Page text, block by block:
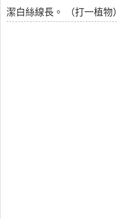
潔白絲線長。 （打一植物）